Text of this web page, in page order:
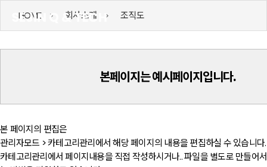
HOME 회사소개 조직도
본페이지는 예시페이지입니다.
본 페이지의 편집은
관리자모드 > 카테고리관리에서 해당 페이지의 내용을 편집하실 수 있습니다.
카테고리관리에서 페이지내용을 직접 작성하시거나.. 파일을 별도로 만들어